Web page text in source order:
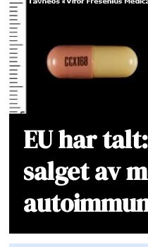
EU har
salget av